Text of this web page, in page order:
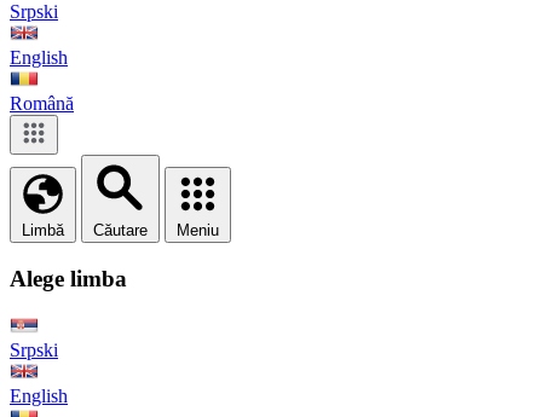
Srpski
English
Română
Limbă Căutare Meniu
Alege limba
Srpski
English